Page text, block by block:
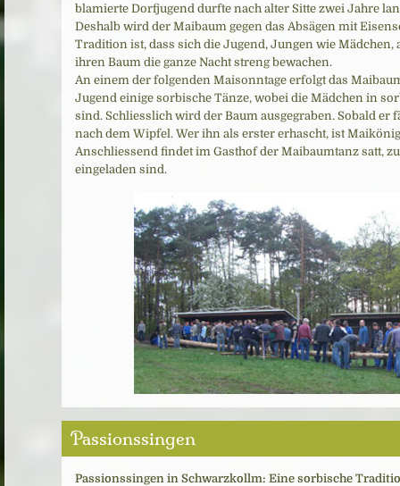
blamierte Dorfjugend durfte nach alter Sitte zwei Jahre
Deshalb wird der Maibaum gegen das Absägen mit
Tradition ist, dass sich die Jugend, Jungen wie
ihren Baum die ganze Nacht streng bewachen.
An einem der folgenden Maisonntage erfolgt das
Jugend einige sorbische Tänze, wobei die Mädchen in
sind. Schliesslich wird der Baum ausgegraben. Sobald er
nach dem Wipfel. Wer ihn als erster erhascht, ist
Anschliessend findet im Gasthof der Maibaumtanz satt,
eingeladen sind.
Passionssingen
Passionssingen in Schwarzkollm: Eine sorbische